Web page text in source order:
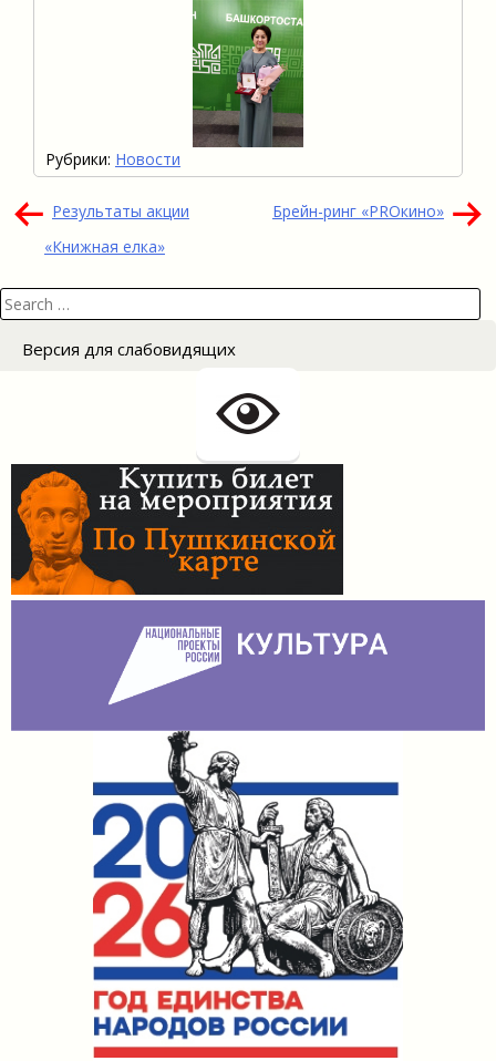
Рубрики: Новости
Навигация
по
Результаты акции
«Книжная елка»
Брейн-ринг «PROкино»
Search
for:
Версия для слабовидящих